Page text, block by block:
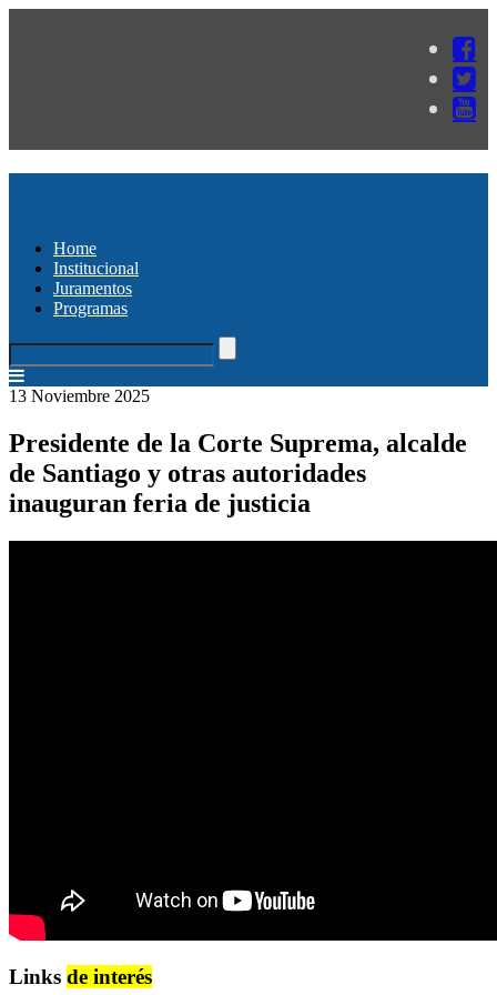
Home
Institucional
Juramentos
Programas
13 Noviembre 2025
Presidente de la Corte Suprema, alcalde
de Santiago y otras autoridades
inauguran feria de justicia
Links de interés